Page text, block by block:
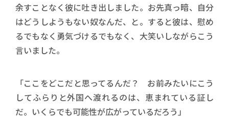
余すことなく彼に吐き出しました。お先真っ暗、自分
はどうしようもない奴なんだ、と。すると彼は、慰め
るでもなく勇気づけるでもなく、大笑いしながらこう
言いました。
「ここをどこだと思ってるんだ？ お前みたいにこう
してふらりと外国へ渡れるのは、恵まれている証し
だ。いくらでも可能性が広がっているだろう」